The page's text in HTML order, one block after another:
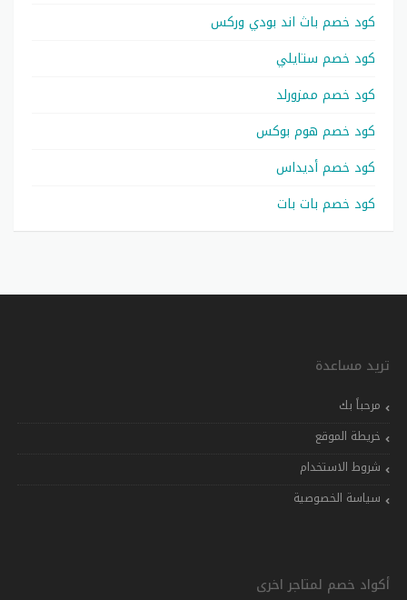
كود خصم باث اند بودي وركس
كود خصم ستايلي
كود خصم ممزورلد
كود خصم هوم بوكس
كود خصم أديداس
كود خصم بات بات
تريد مساعدة
مرحباً بك
خريطة الموقع
شروط الاستخدام
سياسة الخصوصية
أكواد خصم لمتاجر اخرى